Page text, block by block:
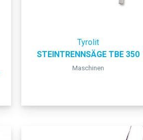
Tyrolit
STEINTRENNSÄGE TBE 350
Maschinen